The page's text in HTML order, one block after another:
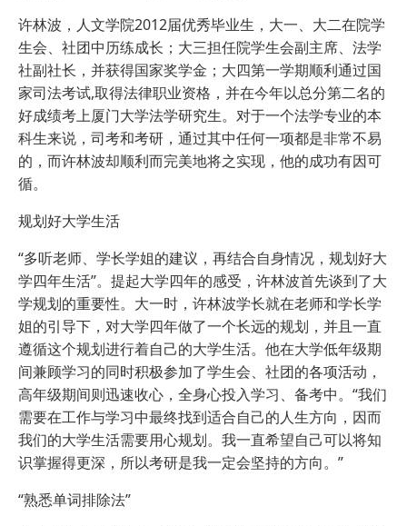
许林波，人文学院2012届优秀毕业生，大一、大二在院学
生会、社团中历练成长；大三担任院学生会副主席、法学
社副社长，并获得国家奖学金；大四第一学期顺利通过国
家司法考试,取得法律职业资格，并在今年以总分第二名的
好成绩考上厦门大学法学研究生。对于一个法学专业的本
科生来说，司考和考研，通过其中任何一项都是非常不易
的，而许林波却顺利而完美地将之实现，他的成功有因可
循。
规划好大学生活
“多听老师、学长学姐的建议，再结合自身情况，规划好大
学四年生活”。提起大学四年的感受，许林波首先谈到了大
学规划的重要性。大一时，许林波学长就在老师和学长学
姐的引导下，对大学四年做了一个长远的规划，并且一直
遵循这个规划进行着自己的大学生活。他在大学低年级期
间兼顾学习的同时积极参加了学生会、社团的各项活动，
高年级期间则迅速收心，全身心投入学习、备考中。“我们
需要在工作与学习中最终找到适合自己的人生方向，因而
我们的大学生活需要用心规划。我一直希望自己可以将知
识掌握得更深，所以考研是我一定会坚持的方向。”
“熟悉单词排除法”